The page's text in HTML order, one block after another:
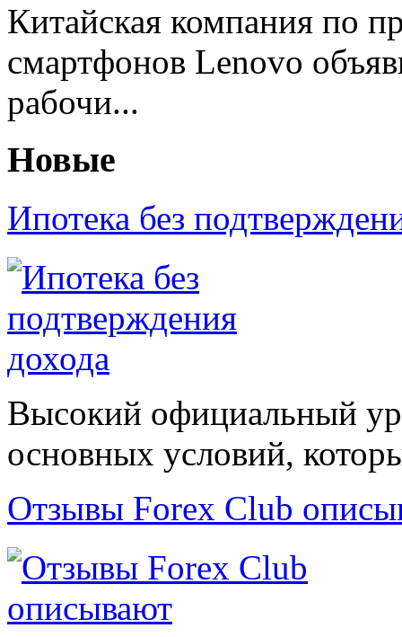
Китайская компания по
смартфонов Lenovo
рабочи...
Новые
Ипотека без
Высокий официальный
основных условий,
Отзывы Forex Сlub